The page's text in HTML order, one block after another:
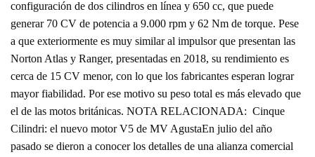
configuración de dos cilindros en línea y 650 cc, que puede
generar 70 CV de potencia a 9.000 rpm y 62 Nm de torque. Pese
a que exteriormente es muy similar al impulsor que presentan las
Norton Atlas y Ranger, presentadas en 2018, su rendimiento es
cerca de 15 CV menor, con lo que los fabricantes esperan lograr
mayor fiabilidad. Por ese motivo su peso total es más elevado que
el de las motos británicas. NOTA RELACIONADA: Cinque
Cilindri: el nuevo motor V5 de MV AgustaEn julio del año
pasado se dieron a conocer los detalles de una alianza comercial